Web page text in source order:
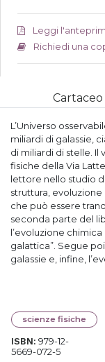
Leggi
Richiedi una
Cartaceo
L’Universo
miliardi di galassie,
di miliardi di stelle. Il
fisiche della Via
lettore nello studio
struttura, evoluzione
che può essere
seconda parte del
l’evoluzione
galattica”. Segue
galassie e, infine,
scienze fisiche
ISBN: 979-12-
5669-072-5